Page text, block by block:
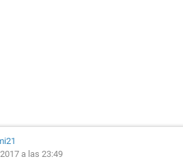
a las 23:49